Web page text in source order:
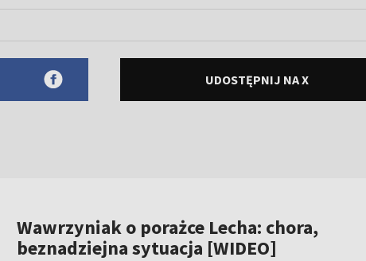
UDOSTĘPNIJ NA X
Wawrzyniak o porażce Lecha: chora,
beznadziejna sytuacja [WIDEO]